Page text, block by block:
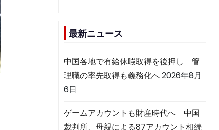
最新ニュース
中国各地で有給休暇取得を後押し 管
理職の率先取得も義務化へ2026年8月
6日
ゲームアカウントも財産時代へ 中国
裁判所、母親による87アカウント相続